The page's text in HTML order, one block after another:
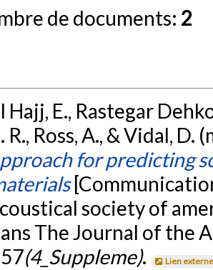
de documents: 2
Hajj, E., Rastegar
R., Ross, A., & Vidal, D.
for predicting
society of
The Journal of the
(4_Suppleme). Lien